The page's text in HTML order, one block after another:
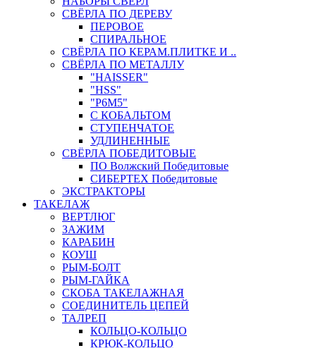
СВЁРЛА ПО ДЕРЕВУ
ПЕРОВОЕ
СПИРАЛЬНОЕ
СВЁРЛА ПО КЕРАМ.ПЛИТКЕ И ..
СВЁРЛА ПО МЕТАЛЛУ
"HAISSER"
"HSS"
"Р6М5"
С КОБАЛЬТОМ
СТУПЕНЧАТОЕ
УДЛИНЕННЫЕ
СВЁРЛА ПОБЕДИТОВЫЕ
ПО Волжский Победитовые
СИБЕРТЕХ Победитовые
ЭКСТРАКТОРЫ
ТАКЕЛАЖ
ВЕРТЛЮГ
ЗАЖИМ
КАРАБИН
КОУШ
РЫМ-БОЛТ
РЫМ-ГАЙКА
СКОБА ТАКЕЛАЖНАЯ
СОЕДИНИТЕЛЬ ЦЕПЕЙ
ТАЛРЕП
КОЛЬЦО-КОЛЬЦО
КРЮК-КОЛЬЦО